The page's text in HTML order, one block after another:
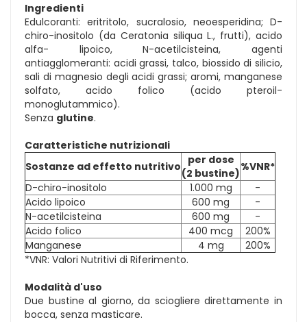
Ingredienti
Edulcoranti: eritritolo, sucralosio, neoesperidina; D-
chiro-inositolo (da Ceratonia siliqua L., frutti), acido
alfa- lipoico, N-acetilcisteina, agenti
antiagglomeranti: acidi grassi, talco, biossido di silicio,
sali di magnesio degli acidi grassi; aromi, manganese
solfato, acido folico (acido pteroil-
monoglutammico).
Senza glutine.
Caratteristiche nutrizionali
Sostanze ad effetto nutritivo per dose
(2 bustine)%VNR*
D-chiro-inositolo
1.000 mg
-
Acido lipoico
600 mg
-
N-acetilcisteina
600 mg
-
Acido folico
400 mcg
200%
Manganese
4 mg
200%
*VNR: Valori Nutritivi di Riferimento.
Modalità d'uso
Due bustine al giorno, da sciogliere direttamente in
bocca, senza masticare.